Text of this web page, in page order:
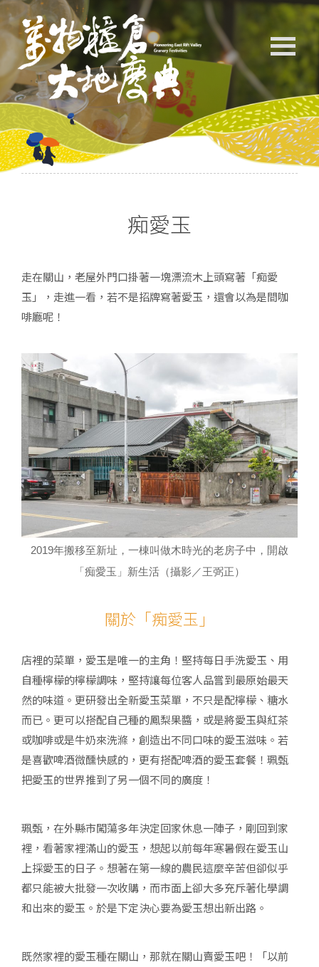
痴愛玉
走在關山，老屋外門口掛著一塊漂流木上頭寫著「痴愛
玉」，走進一看，若不是招牌寫著愛玉，還會以為是間咖
啡廳呢！
2019年搬移至新址，一棟叫做木時光的老房子中，開啟
「痴愛玉」新生活（攝影／王弼正）
關於「痴愛玉」
店裡的菜單，愛玉是唯一的主角！堅持每日手洗愛玉、用
自種檸檬的檸檬調味，堅持讓每位客人品嘗到最原始最天
然的味道。更研發出全新愛玉菜單，不只是配檸檬、糖水
而已。更可以搭配自己種的鳳梨果醬，或是將愛玉與紅茶
或咖啡或是牛奶來洗滌，創造出不同口味的愛玉滋味。若
是喜歡啤酒微醺快感的，更有搭配啤酒的愛玉套餐！珮甄
把愛玉的世界推到了另一個不同的廣度！
珮甄，在外縣市闖蕩多年決定回家休息一陣子，剛回到家
裡，看著家裡滿山的愛玉，想起以前每年寒暑假在愛玉山
上採愛玉的日子。想著在第一線的農民這麼辛苦但卻似乎
都只能被大批發一次收購，而市面上卻大多充斥著化學調
和出來的愛玉。於是下定決心要為愛玉想出新出路。
既然家裡的愛玉種在關山，那就在關山賣愛玉吧！「以前